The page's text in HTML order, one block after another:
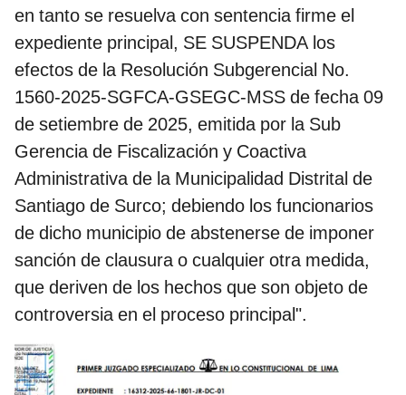
en tanto se resuelva con sentencia firme el
expediente principal, SE SUSPENDA los
efectos de la Resolución Subgerencial No.
1560-2025-SGFCA-GSEGC-MSS de fecha 09
de setiembre de 2025, emitida por la Sub
Gerencia de Fiscalización y Coactiva
Administrativa de la Municipalidad Distrital de
Santiago de Surco; debiendo los funcionarios
de dicho municipio de abstenerse de imponer
sanción de clausura o cualquier otra medida,
que deriven de los hechos que son objeto de
controversia en el proceso principal".